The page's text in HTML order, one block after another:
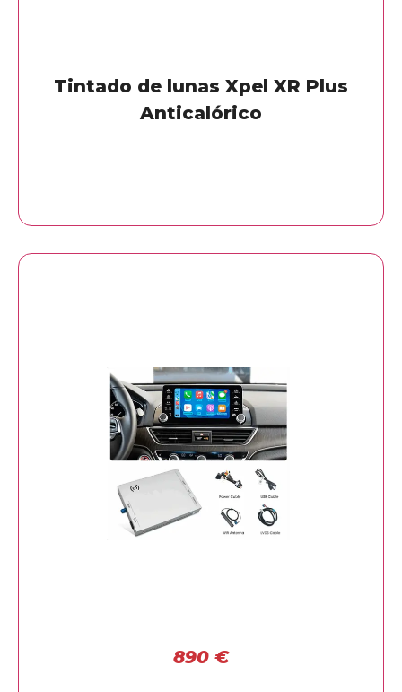
Tintado de lunas Xpel XR Plus
Anticalórico
890 €